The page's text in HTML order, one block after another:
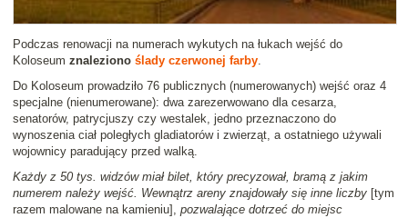
Podczas renowacji na numerach wykutych na łukach wejść do
Koloseum znaleziono ślady czerwonej farby.
Do Koloseum prowadziło 76 publicznych (numerowanych) wejść oraz 4
specjalne (nienumerowane): dwa zarezerwowano dla cesarza,
senatorów, patrycjuszy czy westalek, jedno przeznaczono do
wynoszenia ciał poległych gladiatorów i zwierząt, a ostatniego używali
wojownicy paradujący przed walką.
Każdy z 50 tys. widzów miał bilet, który precyzował, bramą z jakim
numerem należy wejść. Wewnątrz areny znajdowały się inne liczby [tym
razem malowane na kamieniu], pozwalające dotrzeć do miejsc